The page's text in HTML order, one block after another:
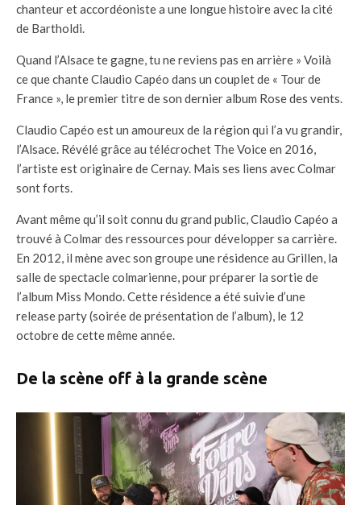
chanteur et accordéoniste a une longue histoire avec la cité
de Bartholdi.
Quand l’Alsace te gagne, tu ne reviens pas en arrière » Voilà
ce que chante Claudio Capéo dans un couplet de « Tour de
France », le premier titre de son dernier album Rose des vents.
Claudio Capéo est un amoureux de la région qui l’a vu grandir,
l’Alsace. Révélé grâce au télécrochet The Voice en 2016,
l’artiste est originaire de Cernay. Mais ses liens avec Colmar
sont forts.
Avant même qu’il soit connu du grand public, Claudio Capéo a
trouvé à Colmar des ressources pour développer sa carrière.
En 2012, il mène avec son groupe une résidence au Grillen, la
salle de spectacle colmarienne, pour préparer la sortie de
l’album Miss Mondo. Cette résidence a été suivie d’une
release party (soirée de présentation de l’album), le 12
octobre de cette même année.
De la scène off à la grande scène